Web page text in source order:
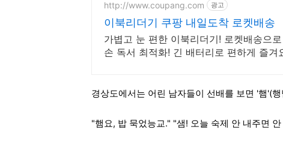
http://www.coupang.com 광고
이북리더기 쿠팡 내일도착 로켓배송
가볍고 눈 편한 이북리더기! 로켓배송으
손 독서 최적화! 긴 배터리로 편하게 즐겨
경상도에서는 어린 남자들이 선배를 보면 '햄'(
"햄요, 밥 묵었능교." "샘! 오늘 숙제 안 내주면 안